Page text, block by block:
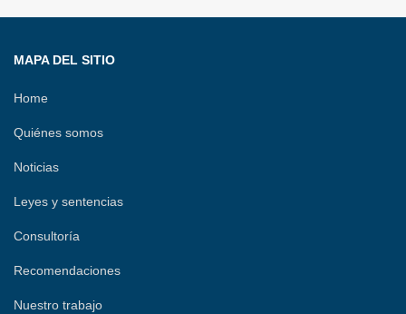
MAPA DEL SITIO
Home
Quiénes somos
Noticias
Leyes y sentencias
Consultoría
Recomendaciones
Nuestro trabajo